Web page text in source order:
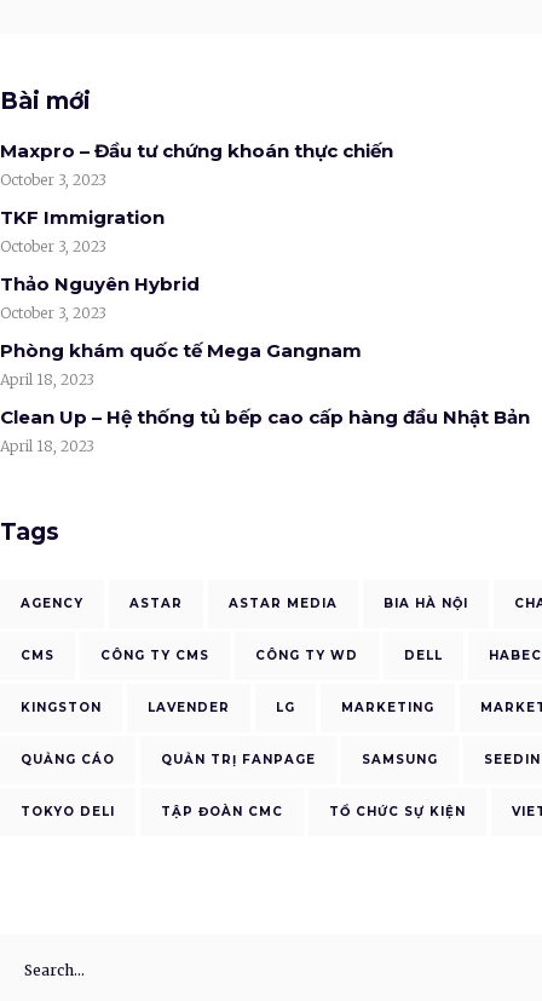
Bài mới
Maxpro – Đầu tư chứng khoán thực chiến
October 3, 2023
TKF Immigration
October 3, 2023
Thảo Nguyên Hybrid
October 3, 2023
Phòng khám quốc tế Mega Gangnam
April 18, 2023
Clean Up – Hệ thống tủ bếp cao cấp hàng đầu Nhật Bản
April 18, 2023
Tags
AGENCY ASTAR ASTAR MEDIA BIA HÀ NỘI
CMS CÔNG TY CMS CÔNG TY WD DELL
KINGSTON LAVENDER LG MARKETING
QUẢNG CÁO QUẢN TRỊ FANPAGE SAMSUNG
TOKYO DELI TẬP ĐOÀN CMC TỔ CHỨC SỰ KIỆN
for: